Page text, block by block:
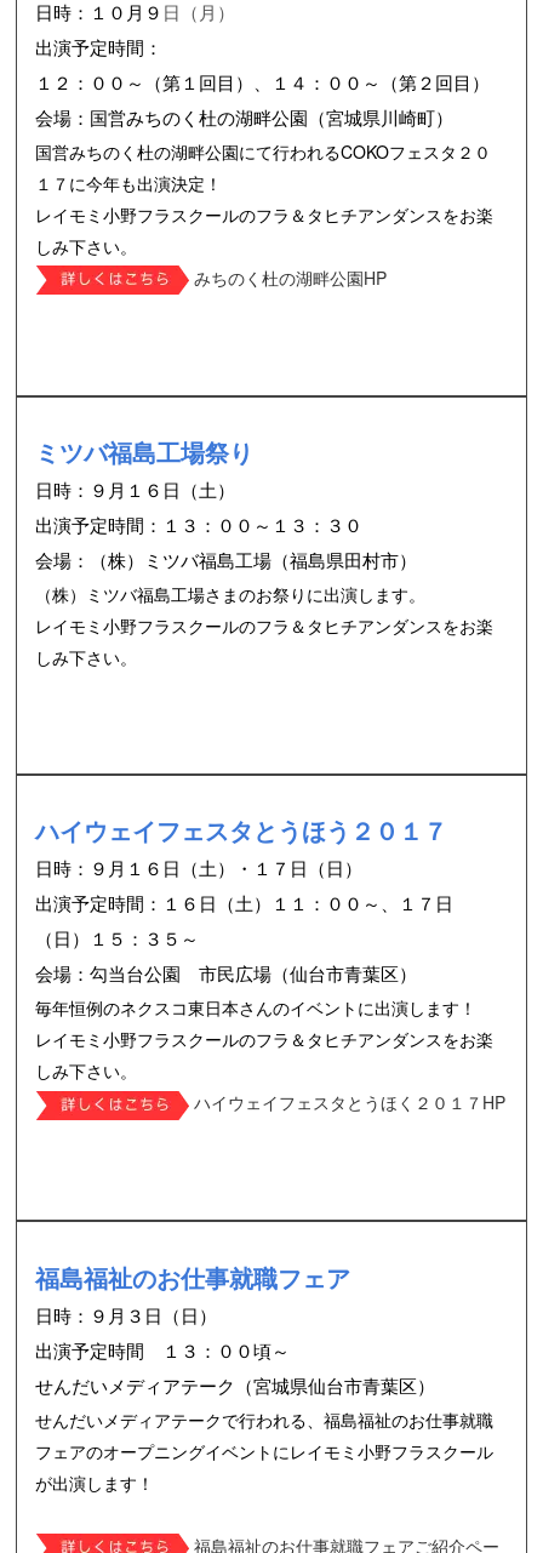
日時：１０月９ 日（月）
出演予定時間：
１２：００～（第１回目）、１４：００～（第２回目）
会場：国営みちのく杜の湖畔公園（宮城県川崎町）
国営みちのく杜の湖畔公園にて行われるCOKOフェスタ２０
１７に今年も出演決定！
レイモミ小野フラスクールのフラ＆タヒチアンダンスをお楽
しみ下さい。
みちのく杜の湖畔公園HP
ミツバ福島工場祭り
日時：９月１６日（土）
出演予定時間：１３：００～１３：３０
会場：（株）ミツバ福島工場（福島県田村市）
（株）ミツバ福島工場さまのお祭りに出演します。
レイモミ小野フラスクールのフラ＆タヒチアンダンスをお楽
しみ下さい。
ハイウェイフェスタとうほう２０１７
日時：９月１６日（土）・１７日（日）
出演予定時間：１６日（土）１１：００～、１７日
（日）１５：３５～
会場：勾当台公園 市民広場（仙台市青葉区）
毎年恒例のネクスコ東日本さんのイベントに出演します！
レイモミ小野フラスクールのフラ＆タヒチアンダンスをお楽
しみ下さい。
ハイウェイフェスタとうほく２０１７HP
福島福祉のお仕事就職フェア
日時：９月３日（日）
出演予定時間 １３：００頃～
せんだいメディアテーク（宮城県仙台市青葉区）
せんだいメディアテークで行われる、福島福祉のお仕事就職
フェアのオープニングイベントにレイモミ小野フラスクール
が出演します！
福島福祉のお仕事就職フェアご紹介ペー